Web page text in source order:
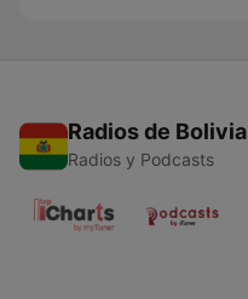
Radios de Bolivia
Radios y Podcasts